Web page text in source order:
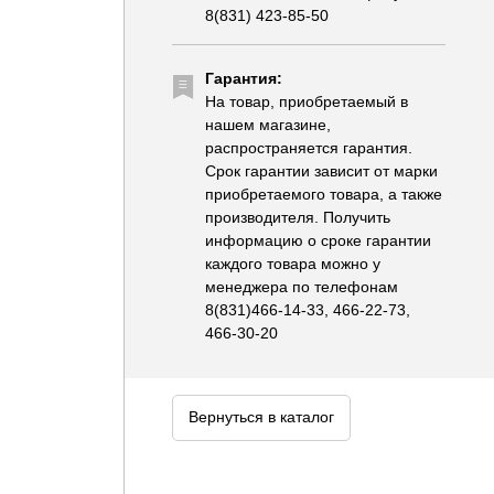
8(831) 423-85-50
Гарантия:
На товар, приобретаемый в
нашем магазине,
распространяется гарантия.
Срок гарантии зависит от марки
приобретаемого товара, а также
производителя. Получить
информацию о сроке гарантии
каждого товара можно у
менеджера по телефонам
8(831)466-14-33, 466-22-73,
466-30-20
Вернуться в каталог